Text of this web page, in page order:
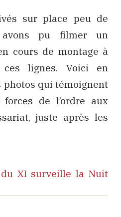
sur place peu de
pu filmer un
cours de montage à
ces lignes. Voici en
qui témoignent
de l’ordre aux
juste après les